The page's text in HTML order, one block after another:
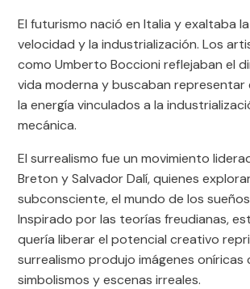
El futurismo nació en Italia y exaltaba
velocidad y la industrialización. Los
como Umberto Boccioni reflejaban el
vida moderna y buscaban representar
la energía vinculados a la
mecánica.
El surrealismo fue un movimiento
Breton y Salvador Dalí, quienes
subconsciente, el mundo de los
Inspirado por las teorías freudianas,
quería liberar el potencial creativo
surrealismo produjo imágenes oníricas
simbolismos y escenas irreales.